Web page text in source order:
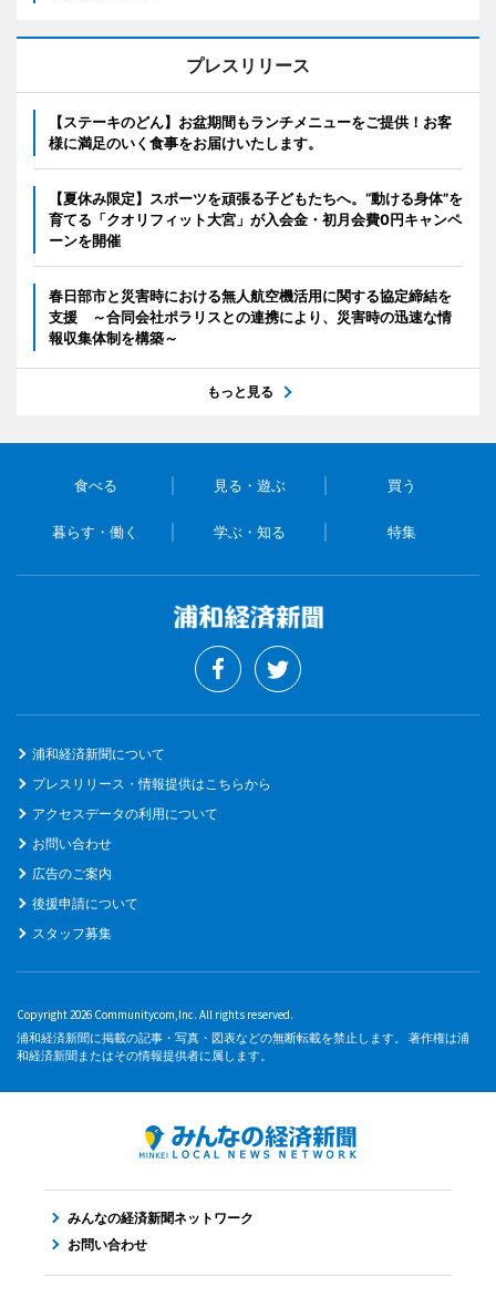
プレスリリース
【ステーキのどん】お盆期間もランチメニューをご提供！お客
様に満足のいく食事をお届けいたします。
【夏休み限定】スポーツを頑張る子どもたちへ。“動ける身体”を
育てる「クオリフィット大宮」が入会金・初月会費0円キャンペ
ーンを開催
春日部市と災害時における無人航空機活用に関する協定締結を
支援 ～合同会社ポラリスとの連携により、災害時の迅速な情
報収集体制を構築～
もっと見る
食べる 見る・遊ぶ 買う
暮らす・働く 学ぶ・知る 特集
浦和経済新聞について
プレスリリース・情報提供はこちらから
アクセスデータの利用について
お問い合わせ
広告のご案内
後援申請について
スタッフ募集
Copyright 2026 Communitycom,Inc. All rights reserved.
浦和経済新聞に掲載の記事・写真・図表などの無断転載を禁止します。 著作権は浦
和経済新聞またはその情報提供者に属します。
みんなの経済新聞ネットワーク
お問い合わせ